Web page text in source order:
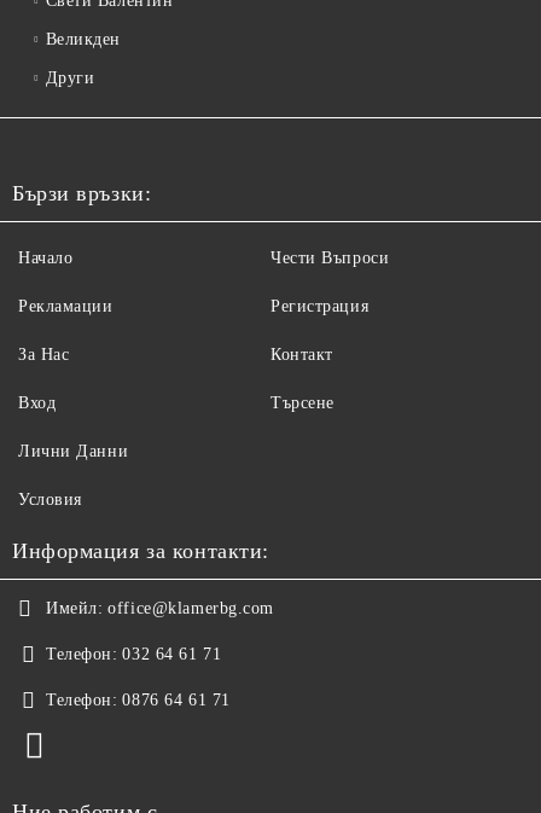
Великден
Други
Бързи връзки:
Начало
Рекламации
За Нас
Вход
Чести Въпроси
Регистрация
Контакт
Търсене
Лични Данни
Условия
Информация за контакти:
Имейл: office@klamerbg.com
Телефон: 032 64 61 71
Телефон: 0876 64 61 71